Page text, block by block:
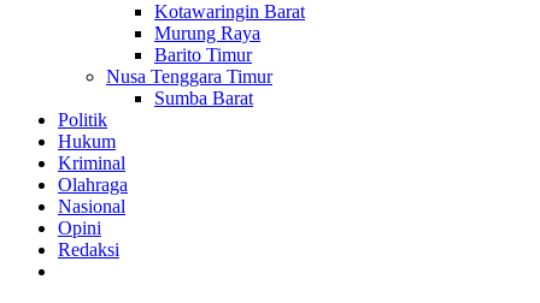
Kotawaringin Barat
Murung Raya
Barito Timur
Nusa Tenggara Timur
Sumba Barat
Politik
Hukum
Kriminal
Olahraga
Nasional
Opini
Redaksi